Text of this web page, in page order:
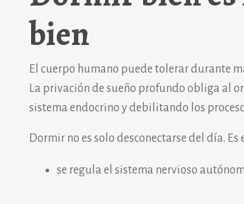
bien
El cuerpo humano puede tolerar durante
La privación de sueño profundo obliga al
sistema endocrino y debilitando los
Dormir no es solo desconectarse del día. Es
se regula el sistema nervioso